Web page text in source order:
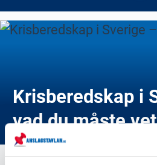
Krisberedskap i
vad du måste